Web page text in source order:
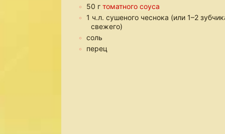
50 г томатного соуса
1 ч.л. сушеного чеснока (или 1–2
свежего)
соль
перец